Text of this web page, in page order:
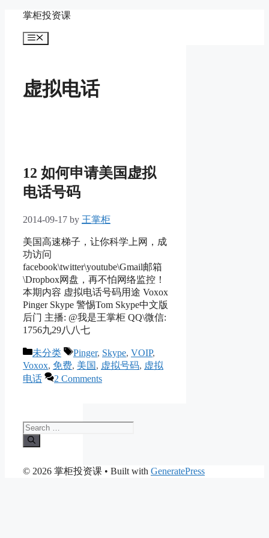
content
掌柜投资课
Menu
虚拟电话
12 如何申请美国虚拟
电话号码
2014-09-17 by 王掌柜
美国高速梯子，让你科学上网，成
功访问
facebook\twitter\youtube\Gmail邮箱
\Dropbox网盘，再不怕网络监控！
本期内容 虚拟电话号码用途 Voxox
Pinger Skype 警惕Tom Skype中文版
后门 主播: @我是王掌柜 QQ\微信:
1756九29八八七
Categories
未分类 Tags
Pinger, Skype, VOIP,
Voxox, 免费, 美国 , 虚拟号码, 虚拟
电话
2 Comments
Search
for:
© 2026 掌柜投资课 • Built with GeneratePress